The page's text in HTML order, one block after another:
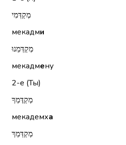
מְקַדְּמִי
мекадми
מְקַדְּמֵנוּ
мекадмену
2-е (Ты)
מְקַדֶּמְךָ
мекадемха
מְקַדְּמֵךְ